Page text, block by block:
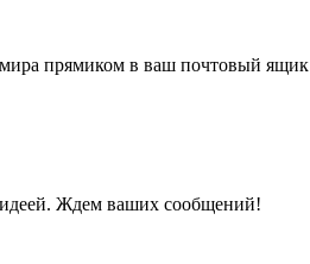
мира прямиком в ваш почтовый ящик
идеей. Ждем ваших сообщений!